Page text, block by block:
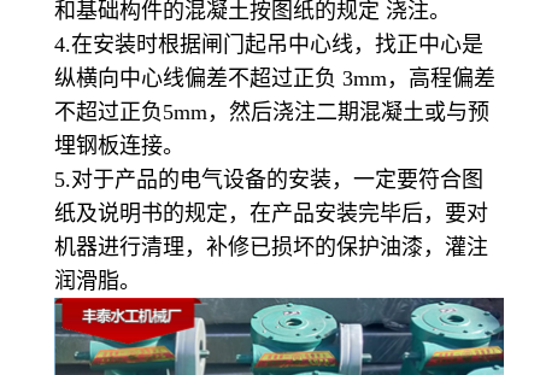
和基础构件的混凝土按图纸的规定 浇注。
4.在安装时根据闸门起吊中心线，找正中心是
纵横向中心线偏差不超过正负 3mm，高程偏差
不超过正负5mm，然后浇注二期混凝土或与预
埋钢板连接。
5.对于产品的电气设备的安装，一定要符合图
纸及说明书的规定，在产品安装完毕后，要对
机器进行清理，补修已损坏的保护油漆，灌注
润滑脂。